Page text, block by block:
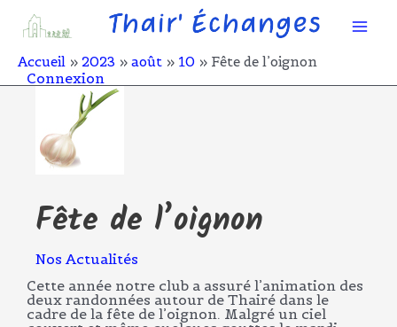
contenu
Accueil 2023 août 10 Fête de l’oignon
Connexion
Fête de l’oignon
Nos Actualités
Cette année notre club a assuré l’animation des
deux randonnées autour de Thairé dans le
cadre de la fête de l’oignon. Malgré un ciel